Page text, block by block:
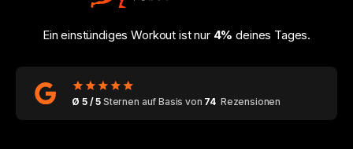
Ein einstündiges Workout ist nur 4% deines Tages.
Ø 5 / 5 Sternen auf Basis von 74 Rezensionen